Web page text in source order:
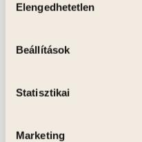
kiválasztása
Elengedhetetlen
Beállítások
Statisztikai
Marketing